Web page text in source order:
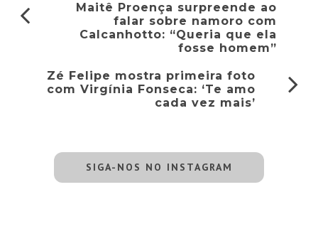
Maitê Proença surpreende ao
falar sobre namoro com
Calcanhotto: “Queria que ela
fosse homem”
Zé Felipe mostra primeira foto
com Virgínia Fonseca: ‘Te amo
cada vez mais’
SIGA-NOS NO INSTAGRAM